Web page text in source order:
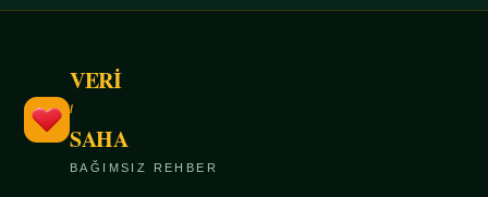
VERİ
/
SAHA
BAĞIMSIZ REHBER